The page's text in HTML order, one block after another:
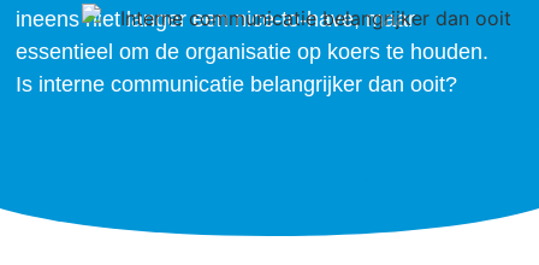
ineens niet langer een nice-to-have, maar
essentieel om de organisatie op koers te houden.
Is interne communicatie belangrijker dan ooit?